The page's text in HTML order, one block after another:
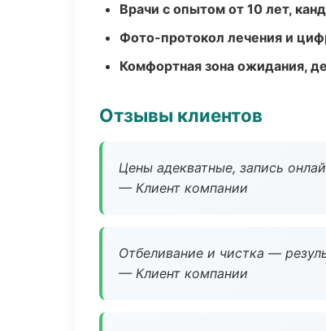
Врачи с опытом от 10 лет,
Фото-протокол лечения и
Комфортная зона ожидания,
Отзывы клиентов
Цены адекватные, запись
— Клиент компании
Отбеливание и чистка —
— Клиент компании